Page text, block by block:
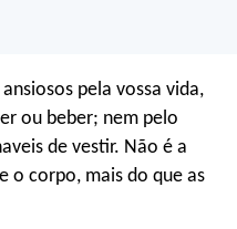
pela vossa vida,
ou beber; nem pelo
de vestir. Não é a
o corpo, mais do que as